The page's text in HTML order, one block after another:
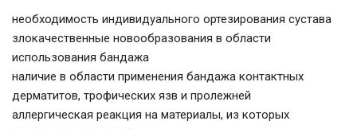
необходимость индивидуального ортезирования сустава
злокачественные новообразования в области
использования бандажа
наличие в области применения бандажа контактных
дерматитов, трофических язв и пролежней
аллергическая реакция на материалы, из которых